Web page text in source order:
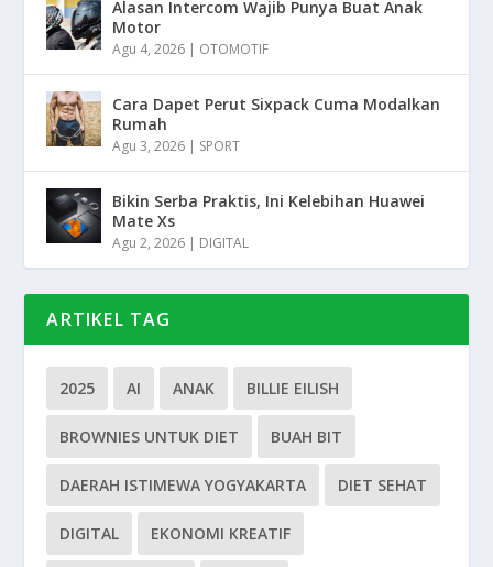
Alasan Intercom Wajib Punya Buat Anak
Motor
Agu 4, 2026 | OTOMOTIF
Cara Dapet Perut Sixpack Cuma Modalkan
Rumah
Agu 3, 2026 | SPORT
Bikin Serba Praktis, Ini Kelebihan Huawei
Mate Xs
Agu 2, 2026 | DIGITAL
ARTIKEL TAG
2025 AI ANAK BILLIE EILISH
BROWNIES UNTUK DIET BUAH BIT
DAERAH ISTIMEWA YOGYAKARTA DIET SEHAT
DIGITAL EKONOMI KREATIF